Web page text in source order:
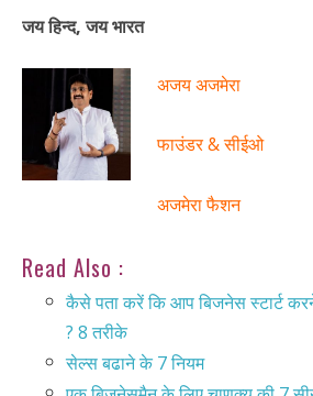
जय हिन्द, जय भारत
अजय अजमेरा
फाउंडर & सीईओ
अजमेरा फैशन
Read Also :
कैसे पता करें कि आप बिजनेस स्टार्ट
? 8 तरीके
सेल्स बढाने के 7 नियम